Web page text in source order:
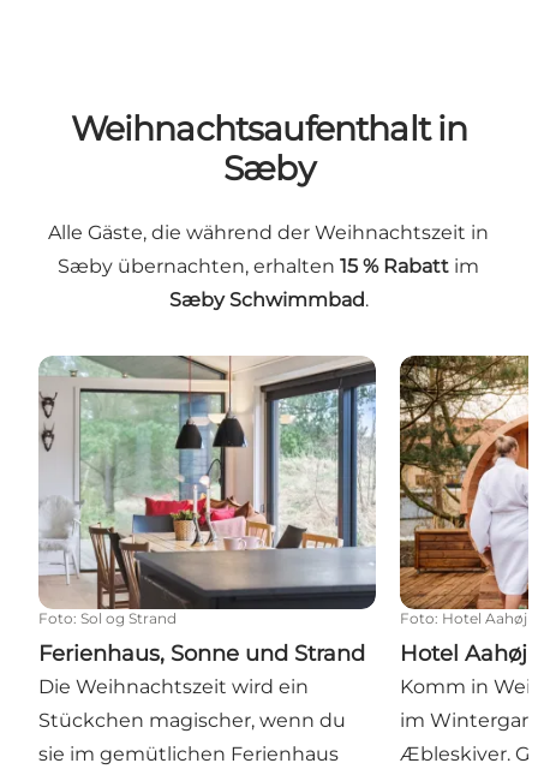
Weihnachtsaufenthalt in
Sæby
Alle Gäste, die während der Weihnachtszeit in
Sæby übernachten, erhalten15 % Rabatt im
Sæby Schwimmbad.
Ferienhaus, Sonne und Strand
Foto: Sol og Strand
Ferienhaus, Sonne und Strand
Die Weihnachtszeit wird ein
Stückchen magischer, wenn du
sie im gemütlichen Ferienhaus
Hotel Aahøj
Foto: Hotel Aahøj
Hotel Aahøj
Komm in
im
Æbleskiver.